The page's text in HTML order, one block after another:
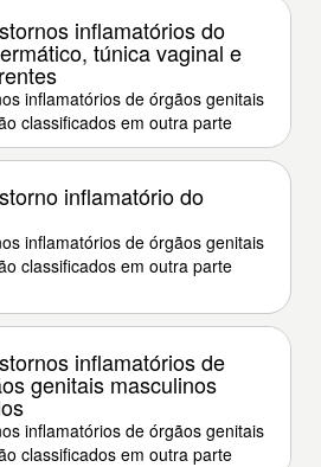
inflamatórios do
túnica vaginal e
inflamatórios de órgãos genitais
classificados em outra parte
inflamatório do
inflamatórios de órgãos genitais
classificados em outra parte
inflamatórios de
genitais masculinos
inflamatórios de órgãos genitais
classificados em outra parte